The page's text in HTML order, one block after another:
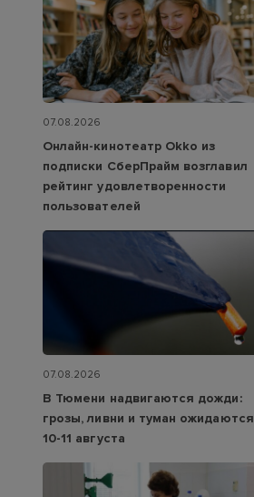
07.08.2026
Онлайн-кинотеатр Okko из
подписки СберПрайм возглавил
рейтинг удовлетворенности
пользователей
07.08.2026
В Тюмени надвигаются дожди:
грозы, ливни и туман ожидаются
10-11 августа